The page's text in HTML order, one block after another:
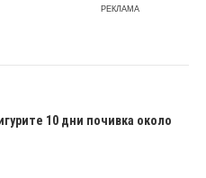
РЕКЛАМА
10 дни почивка около